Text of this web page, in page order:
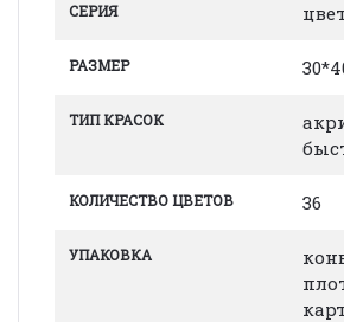
СЕРИЯ
РАЗМЕР
ТИП КРАСОК
КОЛИЧЕСТВО ЦВЕТОВ 36
УПАКОВКА